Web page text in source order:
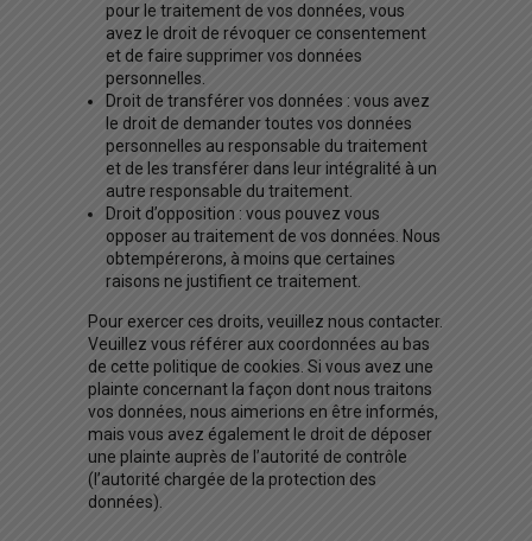
pour le traitement de vos données, vous
avez le droit de révoquer ce consentement
et de faire supprimer vos données
personnelles.
Droit de transférer vos données : vous avez
le droit de demander toutes vos données
personnelles au responsable du traitement
et de les transférer dans leur intégralité à un
autre responsable du traitement.
Droit d’opposition : vous pouvez vous
opposer au traitement de vos données. Nous
obtempérerons, à moins que certaines
raisons ne justifient ce traitement.
Pour exercer ces droits, veuillez nous contacter.
Veuillez vous référer aux coordonnées au bas
de cette politique de cookies. Si vous avez une
plainte concernant la façon dont nous traitons
vos données, nous aimerions en être informés,
mais vous avez également le droit de déposer
une plainte auprès de l’autorité de contrôle
(l’autorité chargée de la protection des
données).